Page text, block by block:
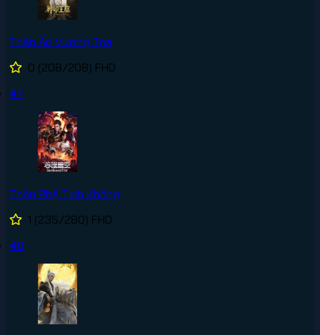
Thần Ấn Vương Tọa
0 (208/208) FHD
#7
Thôn Phệ Tinh Không
1 (235/280) FHD
#8